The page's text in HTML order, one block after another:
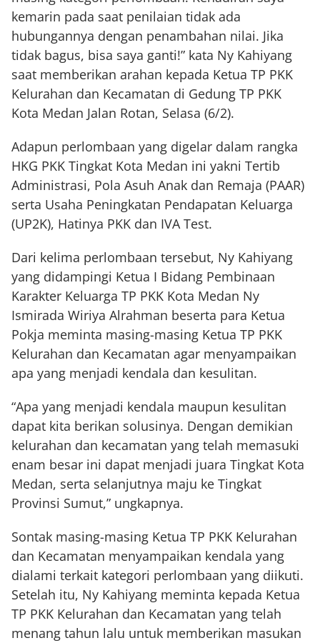
kemarin pada saat penilaian tidak ada
hubungannya dengan penambahan nilai. Jika
tidak bagus, bisa saya ganti!” kata Ny Kahiyang
saat memberikan arahan kepada Ketua TP PKK
Kelurahan dan Kecamatan di Gedung TP PKK
Kota Medan Jalan Rotan, Selasa (6/2).
Adapun perlombaan yang digelar dalam rangka
HKG PKK Tingkat Kota Medan ini yakni Tertib
Administrasi, Pola Asuh Anak dan Remaja (PAAR)
serta Usaha Peningkatan Pendapatan Keluarga
(UP2K), Hatinya PKK dan IVA Test.
Dari kelima perlombaan tersebut, Ny Kahiyang
yang didampingi Ketua I Bidang Pembinaan
Karakter Keluarga TP PKK Kota Medan Ny
Ismirada Wiriya Alrahman beserta para Ketua
Pokja meminta masing-masing Ketua TP PKK
Kelurahan dan Kecamatan agar menyampaikan
apa yang menjadi kendala dan kesulitan.
“Apa yang menjadi kendala maupun kesulitan
dapat kita berikan solusinya. Dengan demikian
kelurahan dan kecamatan yang telah memasuki
enam besar ini dapat menjadi juara Tingkat Kota
Medan, serta selanjutnya maju ke Tingkat
Provinsi Sumut,” ungkapnya.
Sontak masing-masing Ketua TP PKK Kelurahan
dan Kecamatan menyampaikan kendala yang
dialami terkait kategori perlombaan yang diikuti.
Setelah itu, Ny Kahiyang meminta kepada Ketua
TP PKK Kelurahan dan Kecamatan yang telah
menang tahun lalu untuk memberikan masukan